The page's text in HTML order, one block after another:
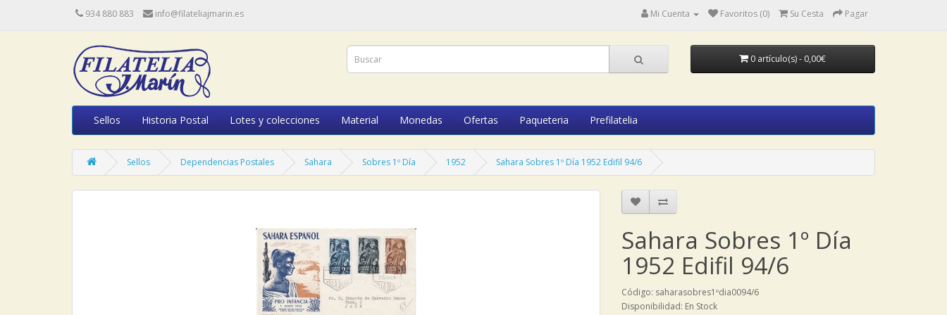
934 880 883 info@filateliajmarin.es Mi Cuenta Favoritos (0) Su Cesta Pagar
0 artículo(s) - 0,00€
Sellos Historia Postal Lotes y colecciones Material Monedas Ofertas Paqueteria Prefilatelia
Sellos Dependencias Postales Sahara Sobres 1º Día 1952 Sahara Sobres 1º Día 1952 Edifil 94/6
Sahara Sobres 1º Día
1952 Edifil 94/6
Código: saharasobres1ºdia0094/6
Disponibilidad: En Stock